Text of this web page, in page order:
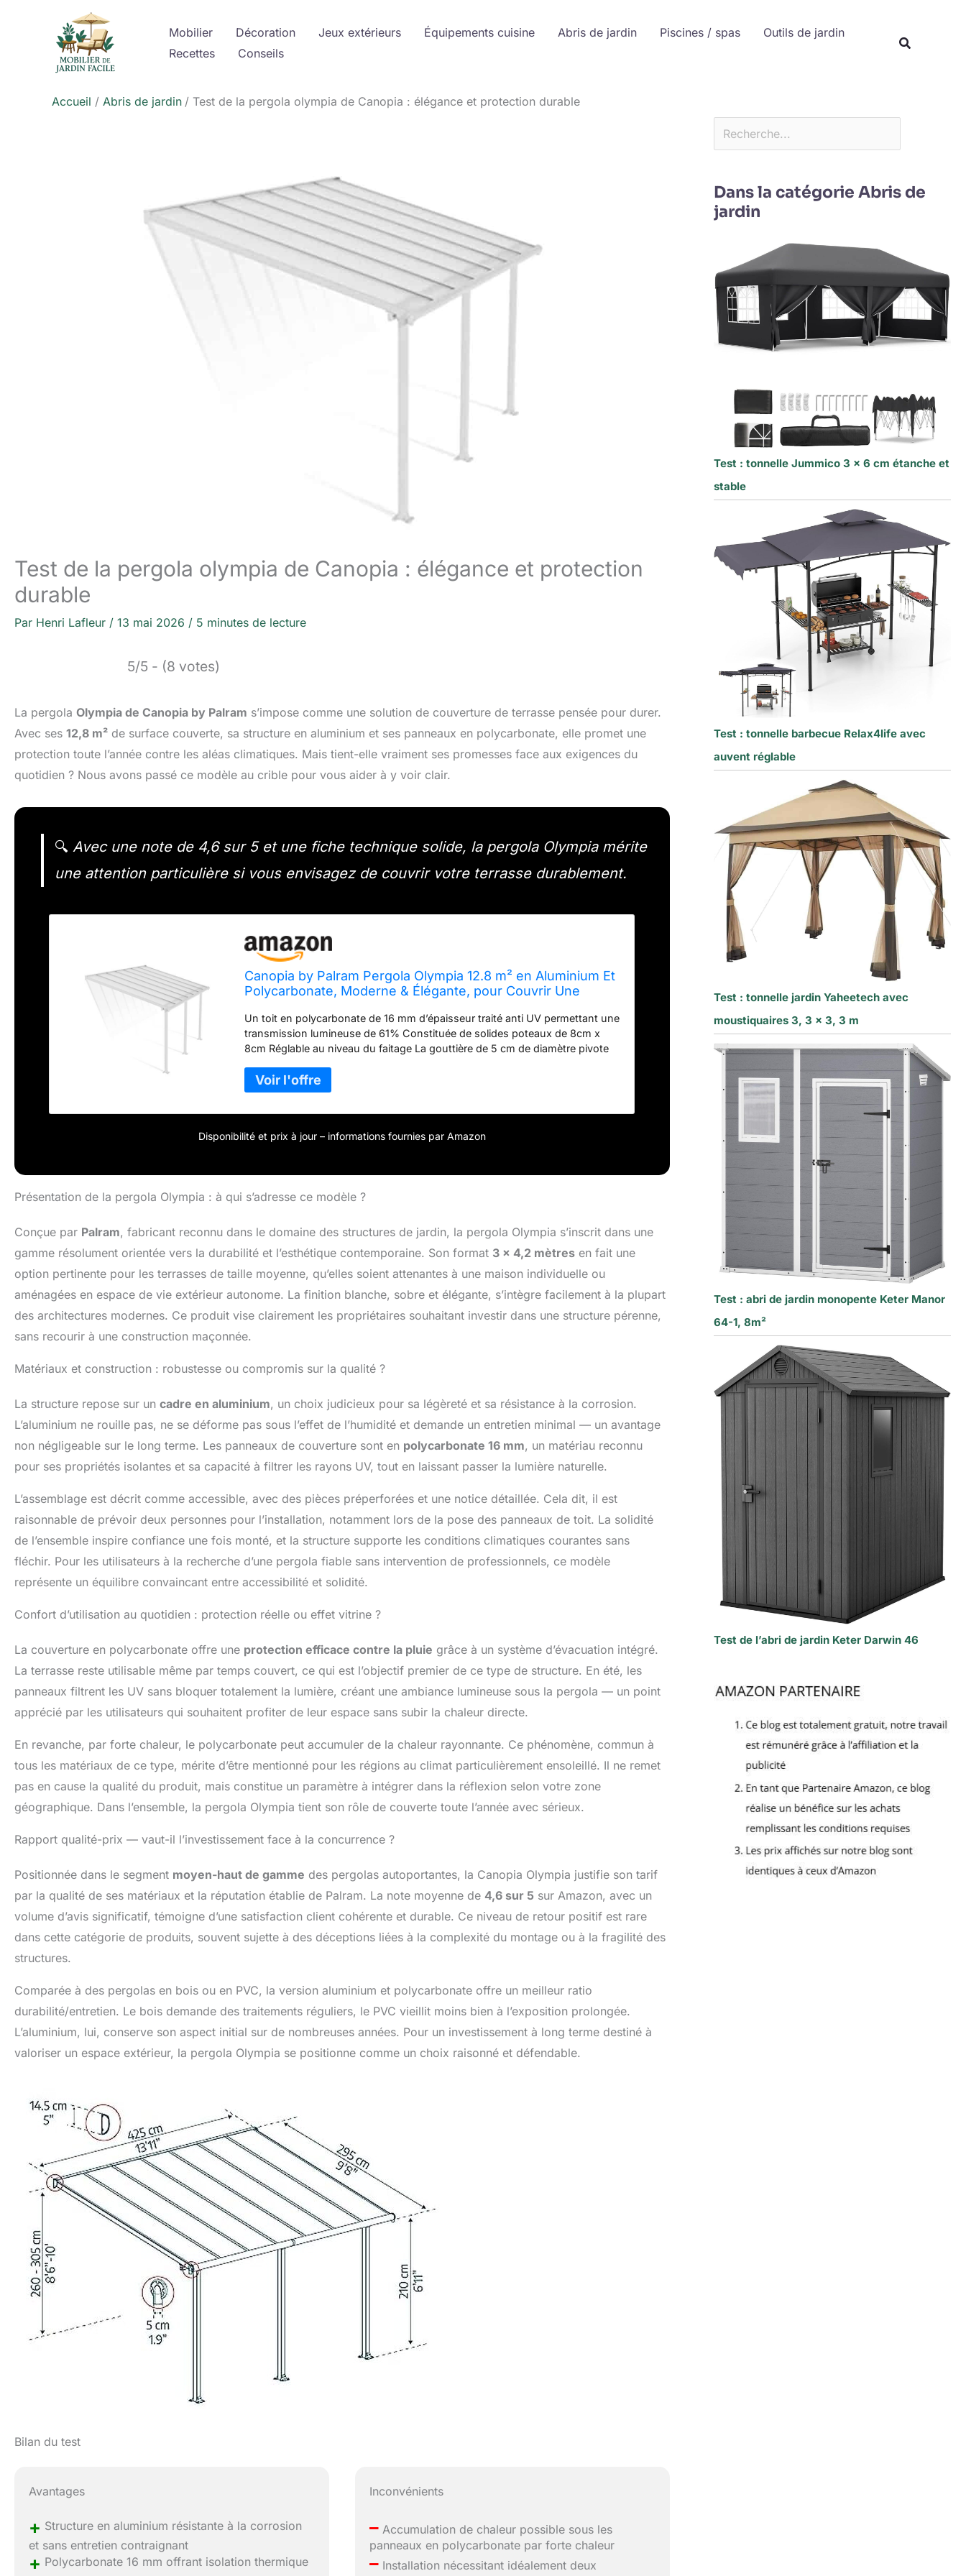
Mobilier Décoration Jeux extérieurs Équipements cuisine Abris de jardin Piscines / spas
Outils de jardin
Recettes
Conseils
Accueil Abris de jardin Test de la pergola olympia de Canopia : élégance et protection durable
Test de la pergola olympia de Canopia : élégance et protection
durable
Par Henri Lafleur / 13 mai 2026 / 5 minutes de lecture
5/5 - (8 votes)
La pergola Olympia de Canopia by Palram s’impose comme une solution de couverture de terrasse pensée pour durer.
Avec ses 12,8 m² de surface couverte, sa structure en aluminium et ses panneaux en polycarbonate, elle promet une
protection toute l’année contre les aléas climatiques. Mais tient-elle vraiment ses promesses face aux exigences du
quotidien ? Nous avons passé ce modèle au crible pour vous aider à y voir clair.
🔍 Avec une note de 4,6 sur 5 et une fiche technique solide, la pergola Olympia mérite
une attention particulière si vous envisagez de couvrir votre terrasse durablement.
Canopia by Palram Pergola Olympia 12.8 m² en Aluminium Et
Polycarbonate, Moderne & Élégante, pour Couvrir Une
Un toit en polycarbonate de 16 mm d’épaisseur traité anti UV permettant une
transmission lumineuse de 61% Constituée de solides poteaux de 8cm x
8cm Réglable au niveau du faitage La gouttière de 5 cm de diamètre pivote
sont incluses
Disponibilité et prix à jour – informations fournies par Amazon
Présentation de la pergola Olympia : à qui s’adresse ce modèle ?
Conçue par Palram, fabricant reconnu dans le domaine des structures de jardin, la pergola Olympia s’inscrit dans une
gamme résolument orientée vers la durabilité et l’esthétique contemporaine. Son format 3 x 4,2 mètres en fait une
option pertinente pour les terrasses de taille moyenne, qu’elles soient attenantes à une maison individuelle ou
aménagées en espace de vie extérieur autonome. La finition blanche, sobre et élégante, s’intègre facilement à la plupart
des architectures modernes. Ce produit vise clairement les propriétaires souhaitant investir dans une structure pérenne,
sans recourir à une construction maçonnée.
Matériaux et construction : robustesse ou compromis sur la qualité ?
La structure repose sur un cadre en aluminium, un choix judicieux pour sa légèreté et sa résistance à la corrosion.
L’aluminium ne rouille pas, ne se déforme pas sous l’effet de l’humidité et demande un entretien minimal — un avantage
non négligeable sur le long terme. Les panneaux de couverture sont en polycarbonate 16 mm, un matériau reconnu
pour ses propriétés isolantes et sa capacité à filtrer les rayons UV, tout en laissant passer la lumière naturelle.
L’assemblage est décrit comme accessible, avec des pièces préperforées et une notice détaillée. Cela dit, il est
raisonnable de prévoir deux personnes pour l’installation, notamment lors de la pose des panneaux de toit. La solidité
de l’ensemble inspire confiance une fois monté, et la structure supporte les conditions climatiques courantes sans
fléchir. Pour les utilisateurs à la recherche d’une pergola fiable sans intervention de professionnels, ce modèle
représente un équilibre convaincant entre accessibilité et solidité.
Confort d’utilisation au quotidien : protection réelle ou effet vitrine ?
La couverture en polycarbonate offre une protection efficace contre la pluie grâce à un système d’évacuation intégré.
La terrasse reste utilisable même par temps couvert, ce qui est l’objectif premier de ce type de structure. En été, les
panneaux filtrent les UV sans bloquer totalement la lumière, créant une ambiance lumineuse sous la pergola — un point
apprécié par les utilisateurs qui souhaitent profiter de leur espace sans subir la chaleur directe.
En revanche, par forte chaleur, le polycarbonate peut accumuler de la chaleur rayonnante. Ce phénomène, commun à
tous les matériaux de ce type, mérite d’être mentionné pour les régions au climat particulièrement ensoleillé. Il ne remet
pas en cause la qualité du produit, mais constitue un paramètre à intégrer dans la réflexion selon votre zone
géographique. Dans l’ensemble, la pergola Olympia tient son rôle de couverte toute l’année avec sérieux.
Rapport qualité-prix — vaut-il l’investissement face à la concurrence ?
Positionnée dans le segment moyen-haut de gamme des pergolas autoportantes, la Canopia Olympia justifie son tarif
par la qualité de ses matériaux et la réputation établie de Palram. La note moyenne de 4,6 sur 5 sur Amazon, avec un
volume d’avis significatif, témoigne d’une satisfaction client cohérente et durable. Ce niveau de retour positif est rare
dans cette catégorie de produits, souvent sujette à des déceptions liées à la complexité du montage ou à la fragilité des
structures.
Comparée à des pergolas en bois ou en PVC, la version aluminium et polycarbonate offre un meilleur ratio
durabilité/entretien. Le bois demande des traitements réguliers, le PVC vieillit moins bien à l’exposition prolongée.
L’aluminium, lui, conserve son aspect initial sur de nombreuses années. Pour un investissement à long terme destiné à
valoriser un espace extérieur, la pergola Olympia se positionne comme un choix raisonné et défendable.
Bilan du test
Avantages
+ Structure en aluminium résistante à la corrosion
et sans entretien contraignant
+ Polycarbonate 16 mm offrant isolation thermique
Inconvénients
– Accumulation de chaleur possible sous les
panneaux en polycarbonate par forte chaleur
– Installation nécessitant idéalement deux
Dans la catégorie Abris de
jardin
Test : tonnelle Jummico 3 x 6 cm étanche et
stable
Test : tonnelle barbecue Relax4life avec
auvent réglable
Test : tonnelle jardin Yaheetech avec
moustiquaires 3, 3 x 3, 3 m
Test : abri de jardin monopente Keter Manor
64-1, 8m²
Test de l’abri de jardin Keter Darwin 46